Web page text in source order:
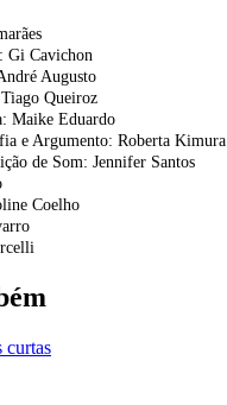
Gi Cavichon
Augusto
Queiroz
Maike Eduardo
e Argumento: Roberta Kimura
de Som: Jennifer Santos
Coelho
curtas